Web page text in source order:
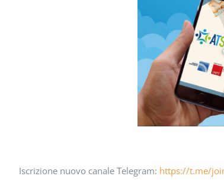
Iscrizione nuovo canale Telegram: https://t.me/